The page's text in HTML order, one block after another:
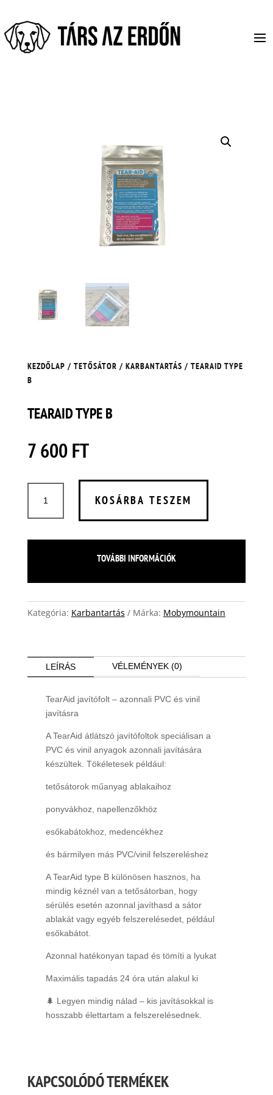
KEZDŐLAP / TETŐSÁTOR / KARBANTARTÁS / TEARAID TYPE
B
TEARAID TYPE B
7 600FT
B
KOSÁRBA TESZEM
TOVÁBBI INFORMÁCIÓK
Kategória: Karbantartás Márka: Mobymountain
LEÍRÁS VÉLEMÉNYEK (0)
TearAid javítófolt – azonnali PVC és vinil
javításra
A TearAid átlátszó javítófoltok speciálisan a
PVC és vinil anyagok azonnali javítására
készültek. Tökéletesek például:
tetősátorok műanyag ablakaihoz
ponyvákhoz, napellenzőkhöz
esőkabátokhoz, medencékhez
és bármilyen más PVC/vinil felszereléshez
A TearAid type B különösen hasznos, ha
mindig kéznél van a tetősátorban, hogy
sérülés esetén azonnal javíthasd a sátor
ablakát vagy egyéb felszerelésedet, például
esőkabátot.
Azonnal hatékonyan tapad és tömíti a lyukat
Maximális tapadás 24 óra után alakul ki
🌲 Legyen mindig nálad – kis javításokkal is
hosszabb élettartam a felszerelésednek.
KAPCSOLÓDÓ TERMÉKEK